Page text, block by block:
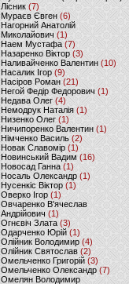
Лісник (7)
Мураєв Євген(6)
Нагорний Анатолій
Миколайович (1)
Наем Мустафа (7)
Назаренко Віктор (3)
Наливайченко Валентин (10)
Насалик Ігор(9)
Насіров Роман (21)
Негой Федір Федорович(1)
Недава Олег(4)
Немодрук Наталія(1)
Низенко Олег (1)
Ничипоренко Валентин (1)
Німченко Василь (2)
Новак Славомір (1)
Новинський Вадим (16)
Новосад Ганна (1)
Носаль Олександр (1)
Нусенкіс Віктор (1)
Оверко Ігор (1)
Овчаренко В'ячеслав
Андрійович(1)
Огнєвіч Злата (3)
Одарченко Юрій(1)
Олійник Володимир (4)
Олійник Святослав (2)
Омельченко Григорій (3)
Омельченко Олександр(7)
Омелян Володимир